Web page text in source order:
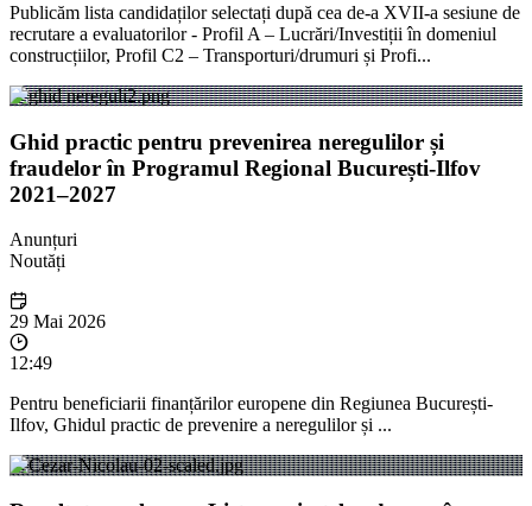
Publicăm lista candidaților selectați după cea de-a XVII-a sesiune de
recrutare a evaluatorilor - Profil A – Lucrări/Investiții în domeniul
construcțiilor, Profil C2 – Transporturi/drumuri și Profi...
Ghid practic pentru prevenirea neregulilor și
fraudelor în Programul Regional București-Ilfov
2021–2027
Anunțuri
Noutăți
29 Mai 2026
12:49
Pentru beneficiarii finanțărilor europene din Regiunea București-
Ilfov, Ghidul practic de prevenire a neregulilor și ...